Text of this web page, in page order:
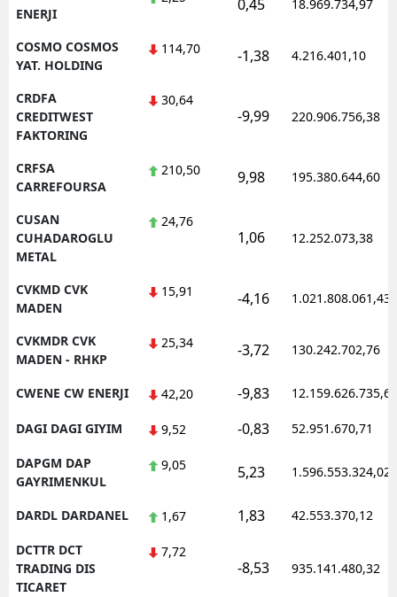
ENERJI
0,45 18.969.734,97
COSMO COSMOS
YAT. HOLDING
114,70 -1,38 4.216.401,10
CRDFA
CREDITWEST
FAKTORING
30,64
-9,99 220.906.756,38
CRFSA
CARREFOURSA
210,50 9,98 195.380.644,60
CUSAN
CUHADAROGLU
METAL
24,76
1,06 12.252.073,38
CVKMD CVK
MADEN
15,91 -4,16 1.021.808.061,43
CVKMDR CVK
MADEN - RHKP
25,34 -3,72 130.242.702,76
CWENE CW ENERJI 42,20 -9,83 12.159.626.735,62
DAGI DAGI GIYIM 9,52 -0,83 52.951.670,71
DAPGM DAP
GAYRIMENKUL
9,05 5,23 1.596.553.324,02
DARDL DARDANEL 1,67 1,83 42.553.370,12
DCTTR DCT
TRADING DIS
TICARET
7,72
-8,53 935.141.480,32